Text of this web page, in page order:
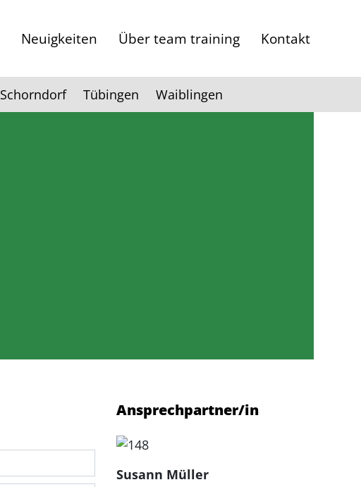
Schorndorf Tübingen Waiblingen
Neuigkeiten Über team training Kontakt
Ansprechpartner/in
Susann Müller